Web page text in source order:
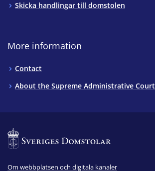
Skicka handlingar till domstolen
More information
Contact
About the Supreme Administrative Court
Om webbplatsen och digitala kanaler